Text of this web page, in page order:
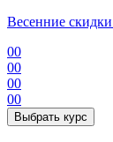
Весенние
00
00
00
00
Выбрать курс